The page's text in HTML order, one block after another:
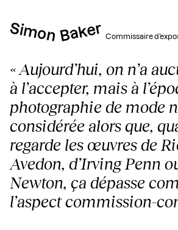
SimonBaker Commissaire
« Aujourd’hui, on n’a
à l’accepter, mais à
photographie de mode
considérée alors que,
regarde les œuvres de
Avedon, d’Irving Penn
Newton, ça dépasse
l’aspect commission-